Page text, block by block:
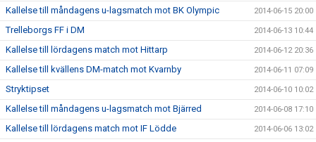
Kallelse till måndagens u-lagsmatch mot BK Olympic 2014-06-15 20:00
Trelleborgs FF i DM 2014-06-13 10:44
Kallelse till lördagens match mot Hittarp 2014-06-12 20:36
Kallelse till kvällens DM-match mot Kvarnby 2014-06-11 07:09
Stryktipset 2014-06-10 10:02
Kallelse till måndagens u-lagsmatch mot Bjärred 2014-06-08 17:10
Kallelse till lördagens match mot IF Lödde 2014-06-06 13:02